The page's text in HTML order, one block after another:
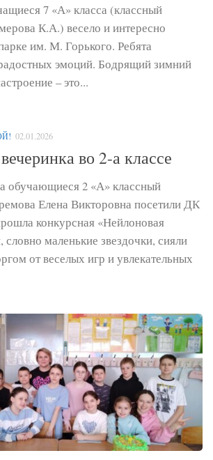
7 «А» класса (классный
К.А.) весело и интересно
им. М. Горького. Ребята
эмоций. Бодрящий зимний
– это...
02.01.2026
во 2-а классе
обучающиеся 2 «А» классный
Елена Викторовна посетили ДК
конкурсная «Нейлоновая
словно маленькие звездочки, сияли
от веселых игр и увлекательных